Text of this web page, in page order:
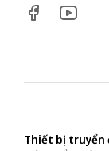
Thiết bị truyển